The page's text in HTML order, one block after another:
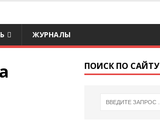
ЖУРНАЛЫ
ПОИСК ПО САЙТУ